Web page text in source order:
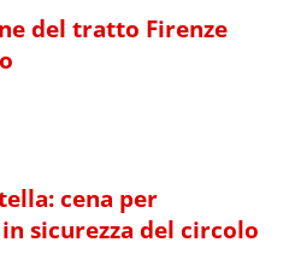
del tratto Firenze
cena per
sicurezza del circolo